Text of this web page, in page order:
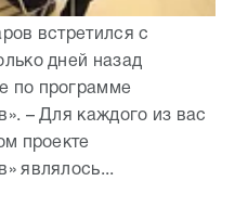
встретился с
дней назад
по программе
– Для каждого из вас
проекте
являлось...